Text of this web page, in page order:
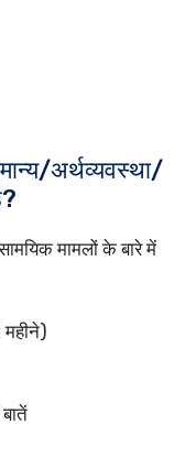
अर्थव्यवस्था/
मामलों के बारे में